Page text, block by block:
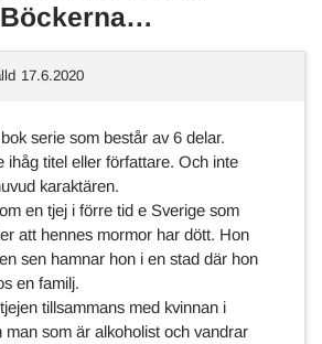
17.6.2020
serie som består av 6 delar.
ihåg titel eller författare. Och inte
karaktären.
en tjej i förre tid e Sverige som
att hennes mormor har dött. Hon
sen hamnar hon i en stad där hon
en familj.
tillsammans med kvinnan i
man som är alkoholist och vandrar